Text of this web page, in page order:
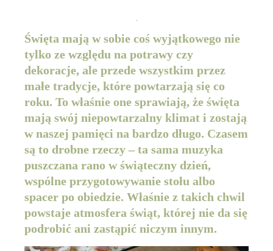
Święta mają w sobie coś wyjątkowego nie
tylko ze względu na potrawy czy
dekoracje, ale przede wszystkim przez
małe tradycje, które powtarzają się co
roku. To właśnie one sprawiają, że święta
mają swój niepowtarzalny klimat i zostają
w naszej pamięci na bardzo długo. Czasem
są to drobne rzeczy – ta sama muzyka
puszczana rano w świąteczny dzień,
wspólne przygotowywanie stołu albo
spacer po obiedzie. Właśnie z takich chwil
powstaje atmosfera świąt, której nie da się
podrobić ani zastąpić niczym innym.